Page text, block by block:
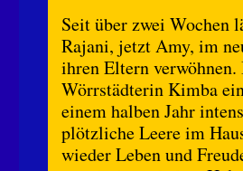
Seit über zwei Wochen
Rajani, jetzt Amy, im
ihren Eltern
Wörrstädterin Kimba
einem halben Jahr
plötzliche Leere im
wieder Leben und